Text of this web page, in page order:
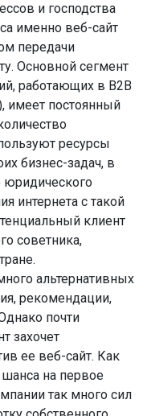
и господства
именно веб-сайт
передачи
Основной сегмент
работающих в B2B
имеет постоянный
ресурсы
бизнес-задач, в
юридического
интернета с такой
клиент
советника,
альтернативных
рекомендации,
почти
захочет
ее веб-сайт. Как
на первое
так много сил